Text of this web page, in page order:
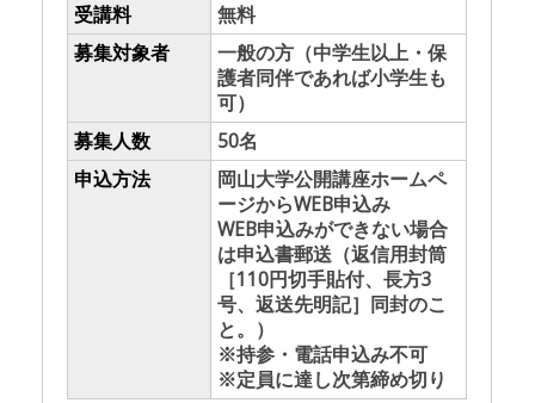
受講料
無料
募集対象者
一般の方（中学生以上・保
護者同伴であれば小学生も
可）
募集人数
50名
申込方法
岡山大学公開講座ホームペ
ージからWEB申込み
WEB申込みができない場合
は申込書郵送（返信用封筒
［110円切手貼付、長方3
号、返送先明記］同封のこ
と。）
※持参・電話申込み不可
※定員に達し次第締め切り